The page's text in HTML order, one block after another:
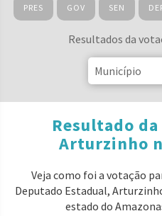
PRES GOV SEN
Resultados da
Resultado
Arturzinho
Veja como foi a votação
Deputado Estadual,
estado do